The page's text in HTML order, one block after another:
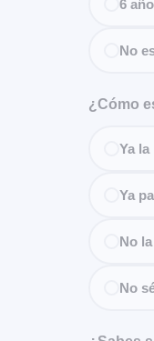
6
No
¿Cómo
Ya
Ya
No
No